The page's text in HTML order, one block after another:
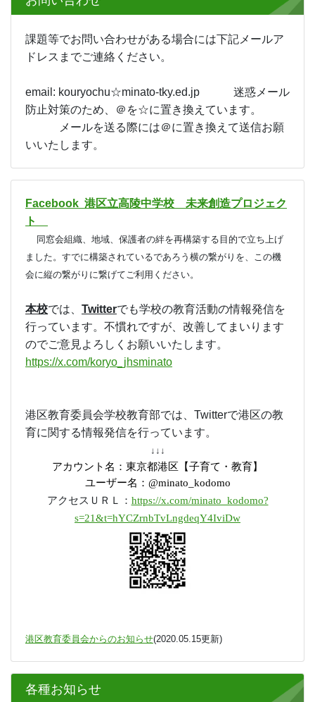
対応に十分配慮してまいります。
たします。
« 1 ... 781 ... 816 »
お問い合わせ
課題等でお問い合わせがある場合には下記メールア
ドレスまでご連絡ください。
email: kouryochu☆minato-tky.ed.jp 迷惑メール
防止対策のため、＠を☆に置き換えています。
いいたします。
Facebook 港区立高陵中学校 未来創造プロジェク
ました。すでに構築されているであろう横の繋がりを、この機
会に縦の繋がりに繋げてご利用ください。
では、 Twitter でも学校の教育活動の情報発信を
行っています。不慣れですが、改善してまいります
のでご意見よろしくお願いいたします。
https://x.com/koryo_jhsminato
港区教育委員会学校教育部では、
@minato_kodomo
アクセスＵＲＬ：https://x.com/minato_kodomo?
s=21&t=hYCZrnbTvLngdeqY4IviDw